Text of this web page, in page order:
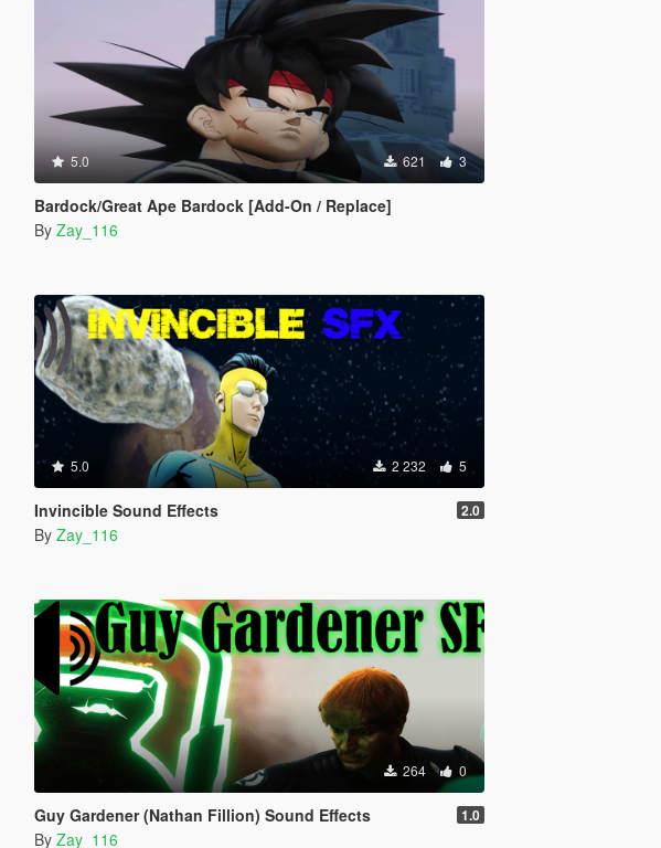
5.0 621 3
Bardock/Great Ape Bardock [Add-On / Replace]
By Zay_116
5.0 2 232 5
Invincible Sound Effects 2.0
By Zay_116
264 0
Guy Gardener (Nathan Fillion) Sound Effects 1.0
By Zay_116